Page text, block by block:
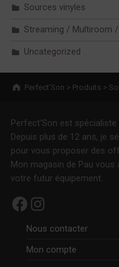
Sources vinyles
Streaming / Multiroom /
Uncategorized
Breadcrumbs navigation
Perfect’Son > Produits >
Perfect'Son est spécialiste
Depuis plus de 12 ans, je
pour vous proposer des
Mon magasin de Pau
votre futur équipement.
Facebook Instagram
Nous contacter
Mon compte